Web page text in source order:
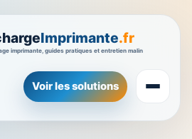
Voir les solutions